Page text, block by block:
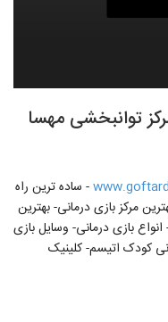
توانبخشی مهسا
- ساده ترین راه
مرکز بازی درمانی- بهترین
بازی درمانی- وسایل بازی
کودک اتیسم- کلینیک